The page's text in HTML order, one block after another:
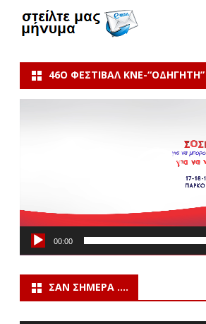
46Ο ΦΕΣΤΙΒΆΛ ΚΝΕ-“ΟΔΗΓΗΤΗ”
Πρόγραμμα
00:00
ΣΑΝ ΣΉΜΕΡΑ ….